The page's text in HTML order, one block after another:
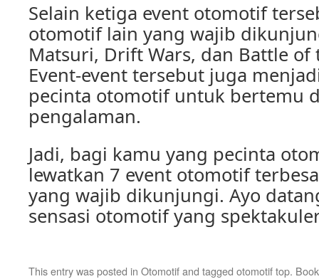
Selain ketiga event otomotif
otomotif lain yang wajib
Matsuri, Drift Wars, dan Battle of
Event-event tersebut juga
pecinta otomotif untuk bertemu
pengalaman.
Jadi, bagi kamu yang pecinta
lewatkan 7 event otomotif
yang wajib dikunjungi. Ayo
sensasi otomotif yang
This entry was posted in Otomotifand tagged otomotif top.